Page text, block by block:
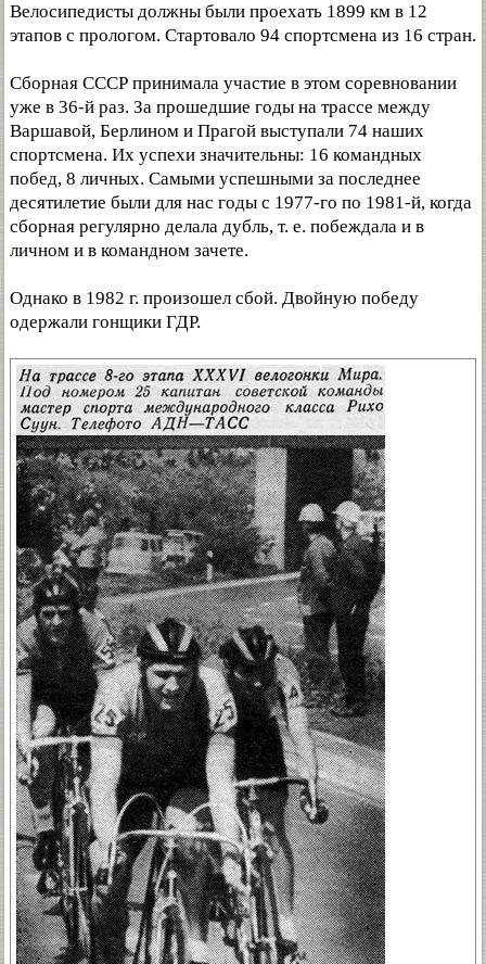
Велосипедисты должны были проехать 1899 км в 12
этапов с прологом. Стартовало 94 спортсмена из 16 стран.
Сборная СССР принимала участие в этом соревновании
уже в 36-й раз. За прошедшие годы на трассе между
Варшавой, Берлином и Прагой выступали 74 наших
спортсмена. Их успехи значительны: 16 командных
побед, 8 личных. Самыми успешными за последнее
десятилетие были для нас годы с 1977-го по 1981-й, когда
сборная регулярно делала дубль, т. е. побеждала и в
личном и в командном зачете.
Однако в 1982 г. произошел сбой. Двойную победу
одержали гонщики ГДР.